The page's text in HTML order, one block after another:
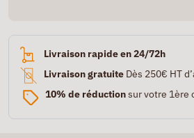
Livraison rapide en 24/72h
Livraison gratuite Dès 250€ HT
10% de réductionsur votre 1ère